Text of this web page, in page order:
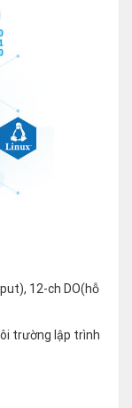
12-ch DO(hỗ
trường lập trình